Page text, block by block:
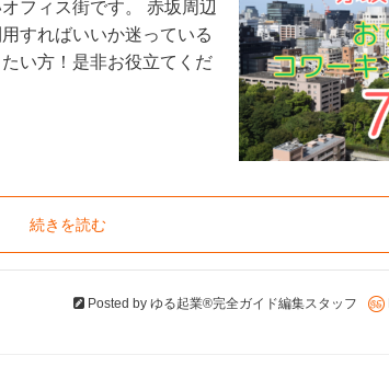
フィス街です。 赤坂周辺
すればいいか迷っている
い方！是非お役立てくだ
続きを読む
Posted by ゆる起業®完全ガイド編集スタッフ